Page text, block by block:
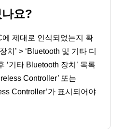
요?
제대로 인식되었는지 확
치’ > ‘Bluetooth 및 기타 디
‘기타 Bluetooth 장치’ 목록
Controller’ 또는
Controller’가 표시되어야